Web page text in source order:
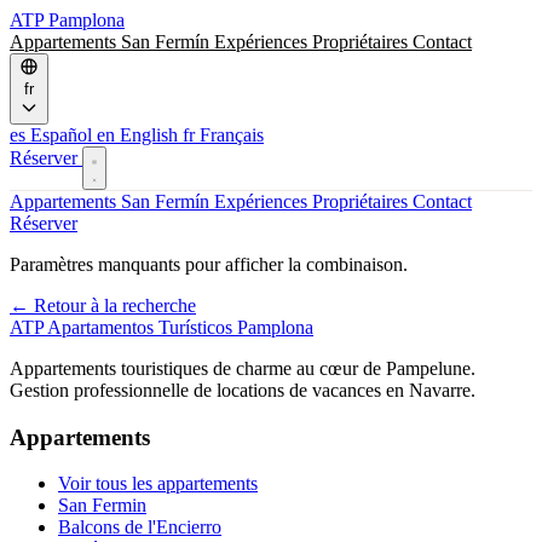
ATPPamplona
Appartements San Fermín Expériences Propriétaires Contact
fr
es Español en English fr Français
Réserver
Appartements San Fermín Expériences Propriétaires Contact
Réserver
Paramètres manquants pour afficher la combinaison.
← Retour à la recherche
ATP Apartamentos Turísticos Pamplona
Appartements touristiques de charme au cœur de Pampelune.
Gestion professionnelle de locations de vacances en Navarre.
Appartements
Voir tous les appartements
San Fermin
Balcons de l'Encierro